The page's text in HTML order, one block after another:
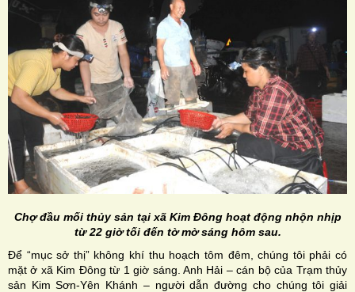
Chợ đầu mối thủy sản tại xã Kim Đông hoạt động nhộn nhịp
từ 22 giờ tối đến tờ mờ sáng hôm sau.
Để “mục sở thị” không khí thu hoạch tôm đêm, chúng tôi phải có
mặt ở xã Kim Đông từ 1 giờ sáng. Anh Hải – cán bộ của Trạm thủy
sản Kim Sơn-Yên Khánh – người dẫn đường cho chúng tôi giải